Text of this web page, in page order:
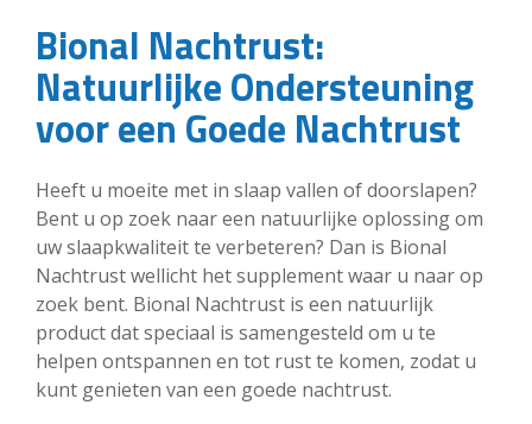
Bional Nachtrust:
Natuurlijke Ondersteuning
voor een Goede Nachtrust
Heeft u moeite met in slaap vallen of doorslapen?
Bent u op zoek naar een natuurlijke oplossing om
uw slaapkwaliteit te verbeteren? Dan is Bional
Nachtrust wellicht het supplement waar u naar op
zoek bent. Bional Nachtrust is een natuurlijk
product dat speciaal is samengesteld om u te
helpen ontspannen en tot rust te komen, zodat u
kunt genieten van een goede nachtrust.